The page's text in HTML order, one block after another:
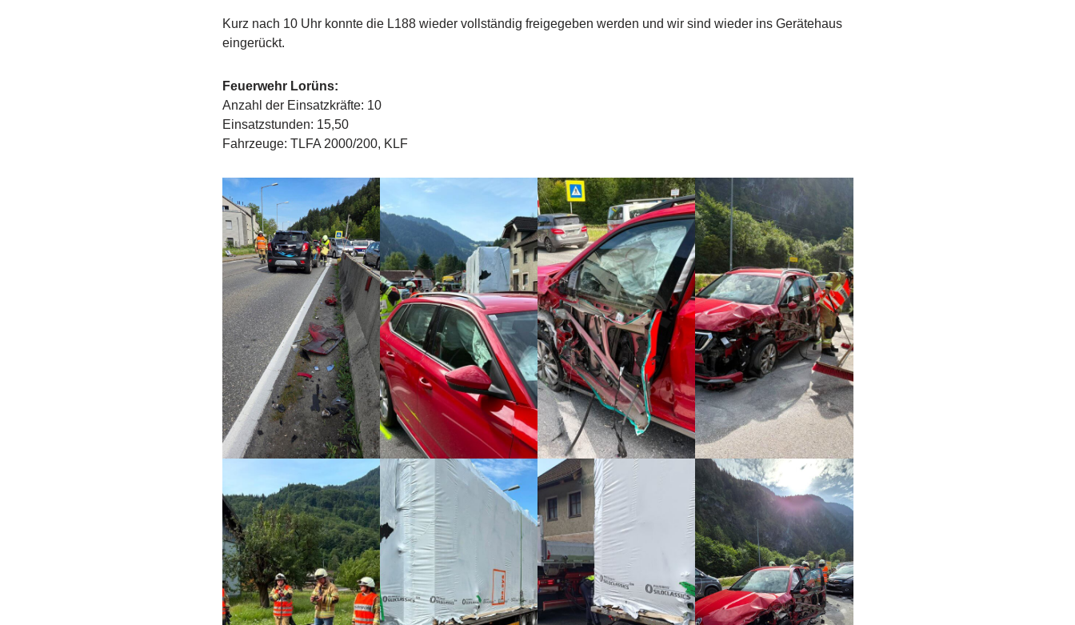
Kurz nach 10 Uhr konnte die L188 wieder vollständig freigegeben werden und wir sind wieder ins Gerätehaus
eingerückt.
Feuerwehr Lorüns:
Anzahl der Einsatzkräfte: 10
Einsatzstunden: 15,50
Fahrzeuge: TLFA 2000/200, KLF